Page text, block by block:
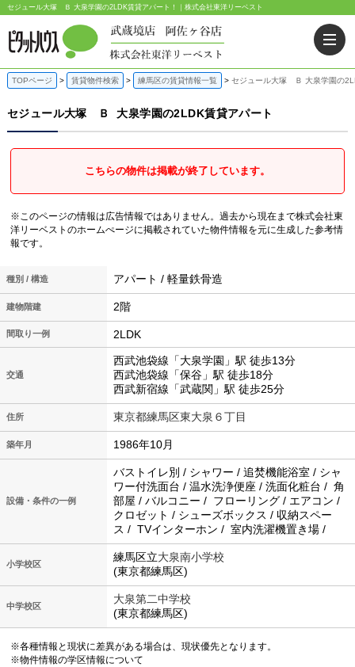
セジュール大塚 Ｂ 大泉学園の2LDK賃貸アパート！｜株式会社東洋リーベスト
TOPページ 賃貸物件検索 練馬区の賃貸情報一覧 セジュール大塚 Ｂ 大泉学園の
セジュール大塚 Ｂ 大泉学園の2LDK賃貸アパート
こちらの物件は掲載が終了しています。
※このページの情報は広告情報ではありません。過去から現在まで株式会社東
洋リーベストのホームぺージに掲載されていた物件情報を元に生成した参考情
報です。
種別 / 構造 アパート / 軽量鉄骨造
建物階建 2階
間取り一例 2LDK
交通
西武池袋線「大泉学園」駅 徒歩13分
西武池袋線「保谷」駅 徒歩18分
西武新宿線「武蔵関」駅 徒歩25分
住所 東京都練馬区東大泉６丁目
築年月 1986年10月
設備・条件の一例
バストイレ別 / シャワー / 追焚機能浴室 / シャ
ワー付洗面台 / 温水洗浄便座 / 洗面化粧台 / 角
部屋 / バルコニー / フローリング / エアコン /
クロゼット / シューズボックス / 収納スペー
ス / TVインターホン / 室内洗濯機置き場 /
小学校区
練馬区立大泉南小学校
(東京都練馬区)
中学校区
大泉第二中学校
(東京都練馬区)
※各種情報と現状に差異がある場合は、現状優先となります。
※物件情報の学区情報について